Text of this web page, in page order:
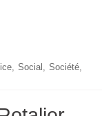
Social Société